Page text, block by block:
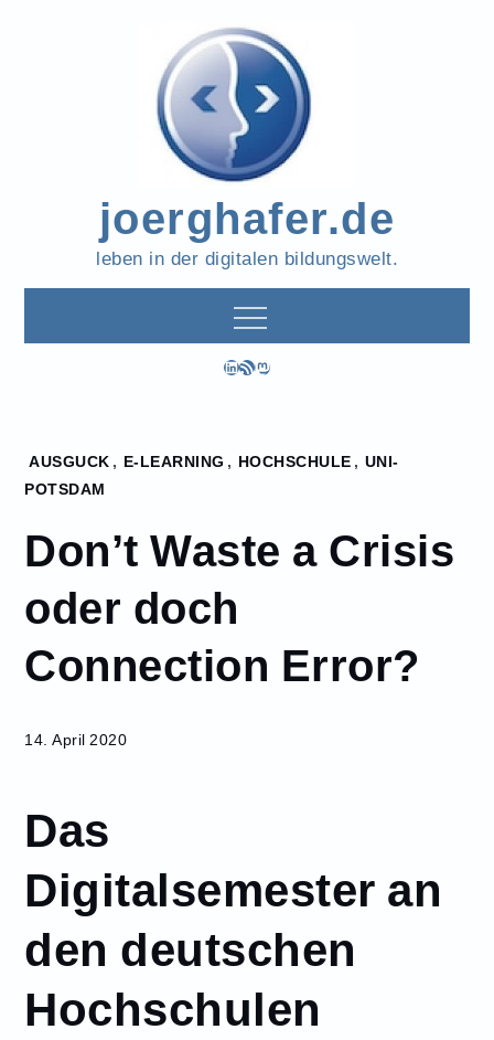
joerghafer.de
leben in der digitalen bildungswelt.
LinkedIn
RSS-FeedMastodon
Home
2020
14
Don’t
Waste a
Crisis oder
doch
Connection
AUSGUCK , E-LEARNING , HOCHSCHULE , UNI-
POTSDAM
Don’t Waste a Crisis
oder doch
Connection Error?
14. April 2020
Das
Digitalsemester an
den deutschen
Hochschulen